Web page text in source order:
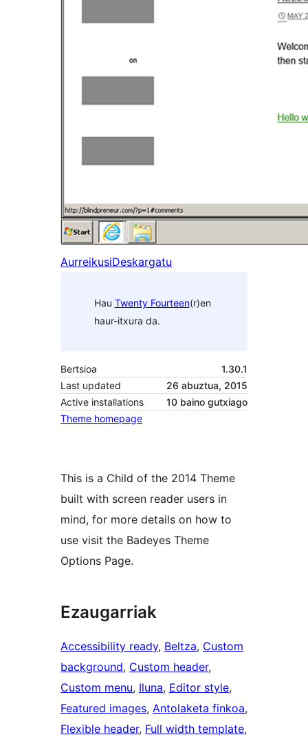
AurreikusiDeskargatu
Hau Twenty Fourteen(r)en
haur-itxura da.
Bertsioa
1.30.1
Last updated
26 abuztua, 2015
Active installations
10 baino gutxiago
Theme homepage
This is a Child of the 2014 Theme
built with screen reader users in
mind, for more details on how to
use visit the Badeyes Theme
Options Page.
Ezaugarriak
Accessibility ready, Beltza, Custom
background, Custom header
Custom menu, Iluna, Editor style
Featured images, Antolaketa finkoa
Flexible header, Full width template